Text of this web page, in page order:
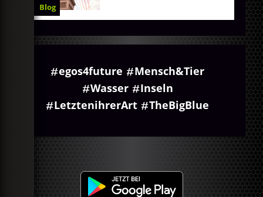
Blog
egos4future
Mensch&Tier
Wasser
Inseln
LetztenihrerArt
TheBigBlue